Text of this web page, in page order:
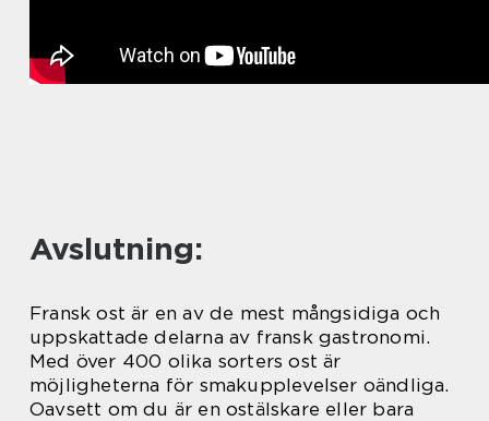
Avslutning:
Fransk ost är en av de mest mångsidiga och
uppskattade delarna av fransk gastronomi.
Med över 400 olika sorters ost är
möjligheterna för smakupplevelser oändliga.
Oavsett om du är en ostälskare eller bara